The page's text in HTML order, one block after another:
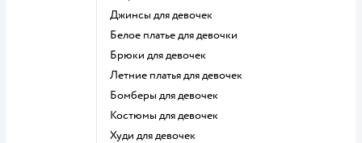
Джинсы для девочек
Белое платье для девочки
Брюки для девочек
Летние платья для девочек
Бомберы для девочек
Костюмы для девочек
Худи для девочек